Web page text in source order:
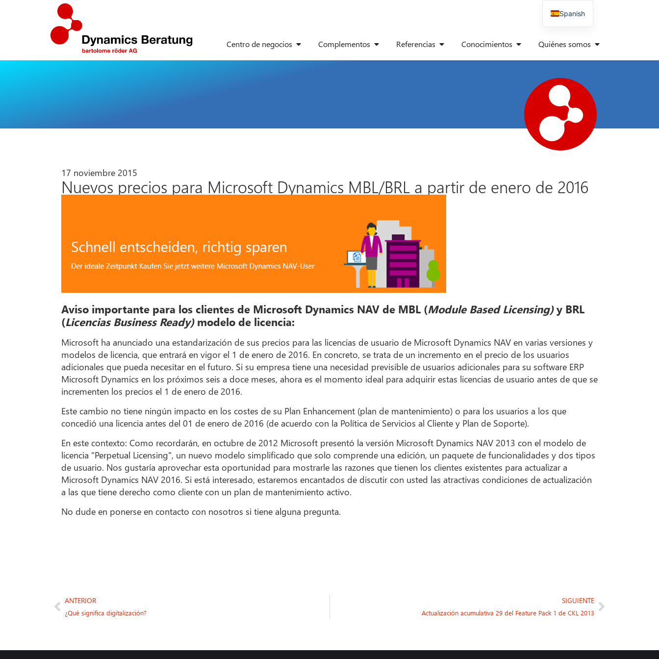
Centro de negocios Complementos Referencias Conocimientos Quiénes somos
17 noviembre 2015
Nuevos precios para Microsoft Dynamics MBL/BRL a partir de enero de 2016
Aviso importante para los clientes de Microsoft Dynamics NAV de MBL (Module Based Licensing)y BRL
(Licencias Business Ready)modelo de licencia:
Microsoft ha anunciado una estandarización de sus precios para las licencias de usuario de Microsoft Dynamics NAV en varias versiones y
modelos de licencia, que entrará en vigor el 1 de enero de 2016. En concreto, se trata de un incremento en el precio de los usuarios
adicionales que pueda necesitar en el futuro. Si su empresa tiene una necesidad previsible de usuarios adicionales para su software ERP
Microsoft Dynamics en los próximos seis a doce meses, ahora es el momento ideal para adquirir estas licencias de usuario antes de que se
incrementen los precios el 1 de enero de 2016.
Este cambio no tiene ningún impacto en los costes de su Plan Enhancement (plan de mantenimiento) o para los usuarios a los que
concedió una licencia antes del 01 de enero de 2016 (de acuerdo con la Política de Servicios al Cliente y Plan de Soporte).
En este contexto: Como recordarán, en octubre de 2012 Microsoft presentó la versión Microsoft Dynamics NAV 2013 con el modelo de
licencia "Perpetual Licensing", un nuevo modelo simplificado que solo comprende una edición, un paquete de funcionalidades y dos tipos
de usuario. Nos gustaría aprovechar esta oportunidad para mostrarle las razones que tienen los clientes existentes para actualizar a
Microsoft Dynamics NAV 2016. Si está interesado, estaremos encantados de discutir con usted las atractivas condiciones de actualización
a las que tiene derecho como cliente con un plan de mantenimiento activo.
No dude en ponerse en contacto con nosotros si tiene alguna pregunta.
ANTERIOR
¿Qué significa digitalización?
SIGUIENTE
Actualización acumulativa 29 del Feature Pack 1 de CKL 2013
Spanish
English
Italian
Polish
Danish
French